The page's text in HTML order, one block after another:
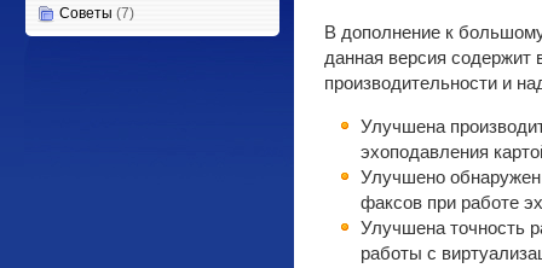
Советы (7)
В дополнение к
данная версия
производительности и
Улучшена
эхоподавления
Улучшено
факсов при работе
Улучшена точность
работы с